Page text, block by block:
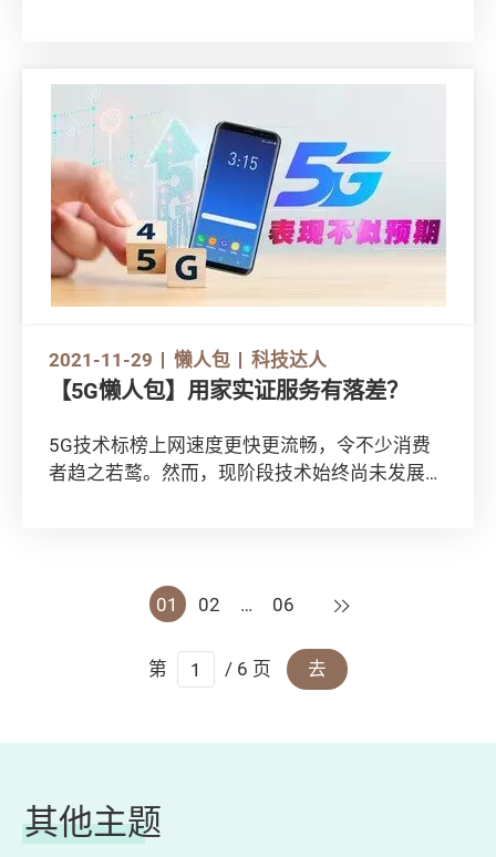
性，以及其他需要考虑的因素。
不妨先观看影片：
https://www.youtube.com/watch?
v=_w4nSKjmVuw
2021-11-29 懒人包 科技达人
【5G懒人包】用家实证服务有落差？
5G技术标榜上网速度更快更流畅，令不少消费
者趋之若鹜。然而，现阶段技术始终尚未发展成
01
02 … 06 下一页
第 / 6 页 去
其他主题